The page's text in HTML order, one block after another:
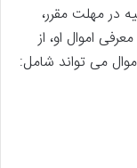
در مهلت مقرر،
اموال او، از
می تواند شامل: